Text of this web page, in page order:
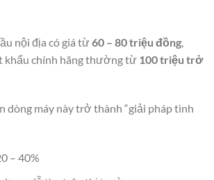
nội địa có giá từ60 – 80 triệu đồng
khẩu chính hãng thường từ 100 triệu trở
dòng máy này trở thành “giải pháp tình
– 40%